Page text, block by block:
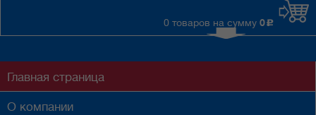
0 товаров на сумму 0 c
Главная страница
О компании